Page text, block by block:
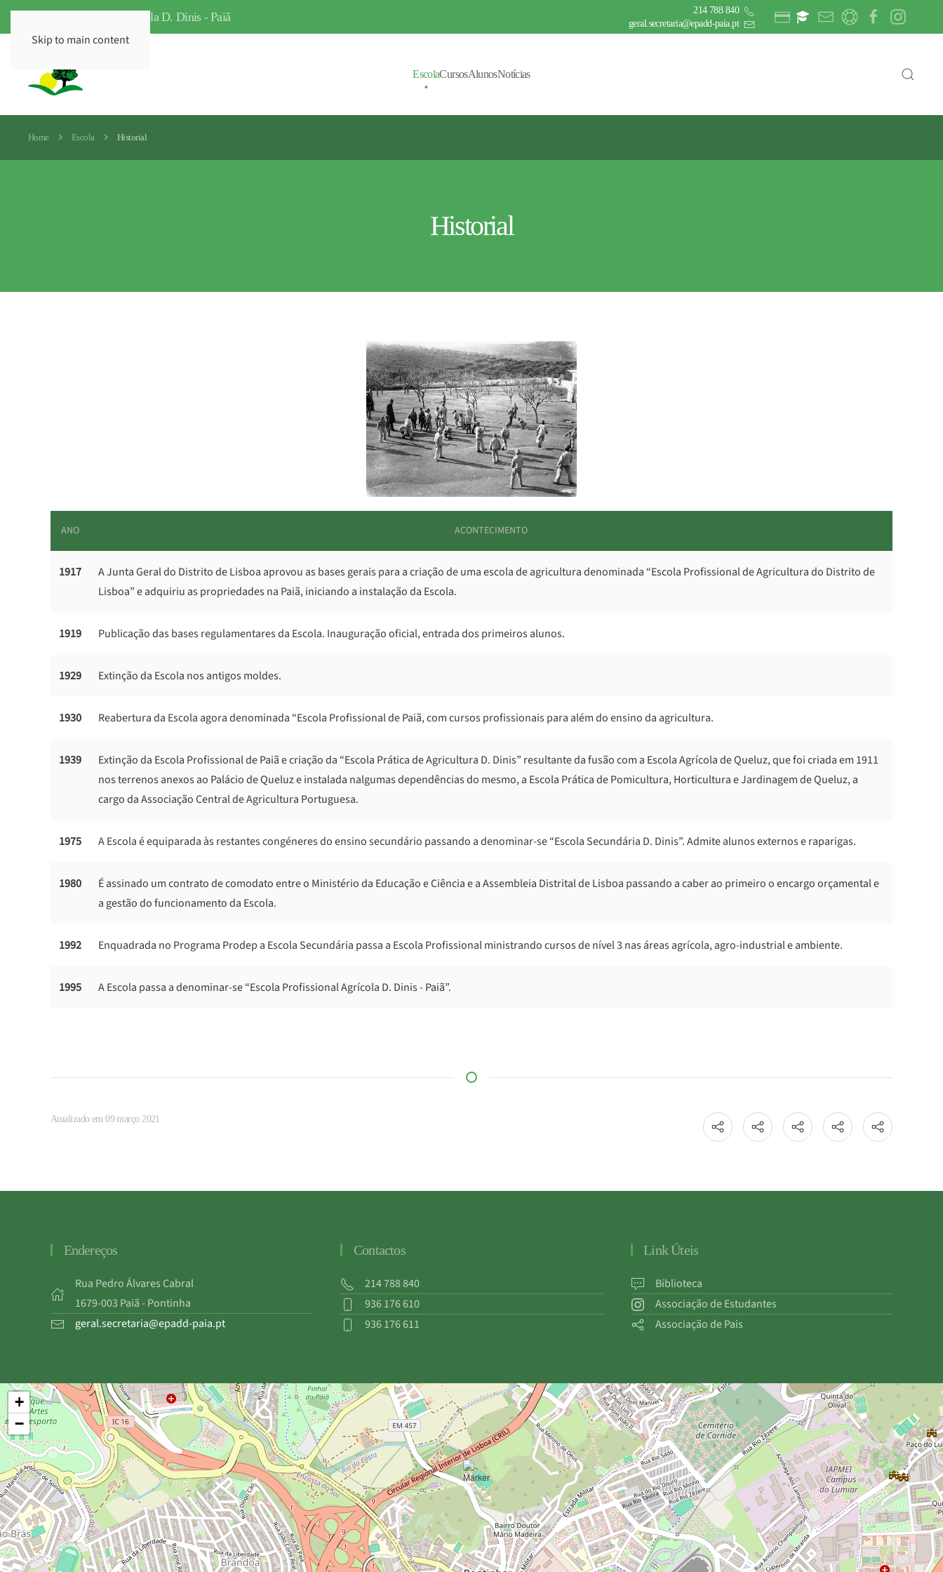
Skip to main content
Escola Profissional Agrícola D. Dinis - Paiã
214 788 840
geral.secretaria@epadd-paia.pt
EscolaCursosAlunosNotícias
Home Escola Historial
Historial
ANO ACONTECIMENTO
1917
A Junta Geral do Distrito de Lisboa aprovou as bases gerais para a criação de uma escola de agricultura denominada “Escola Profissional de Agricultura do Distrito de
Lisboa” e adquiriu as propriedades na Paiã, iniciando a instalação da Escola.
1919 Publicação das bases regulamentares da Escola. Inauguração oficial, entrada dos primeiros alunos.
1929 Extinção da Escola nos antigos moldes.
1930 Reabertura da Escola agora denominada “Escola Profissional de Paiã, com cursos profissionais para além do ensino da agricultura.
1939
Extinção da Escola Profissional de Paiã e criação da “Escola Prática de Agricultura D. Dinis” resultante da fusão com a Escola Agrícola de Queluz, que foi criada em 1911
nos terrenos anexos ao Palácio de Queluz e instalada nalgumas dependências do mesmo, a Escola Prática de Pomicultura, Horticultura e Jardinagem de Queluz, a
cargo da Associação Central de Agricultura Portuguesa.
1975 A Escola é equiparada às restantes congéneres do ensino secundário passando a denominar-se “Escola Secundária D. Dinis”. Admite alunos externos e raparigas.
1980
É assinado um contrato de comodato entre o Ministério da Educação e Ciência e a Assembleia Distrital de Lisboa passando a caber ao primeiro o encargo orçamental e
a gestão do funcionamento da Escola.
1992 Enquadrada no Programa Prodep a Escola Secundária passa a Escola Profissional ministrando cursos de nível 3 nas áreas agrícola, agro-industrial e ambiente.
1995 A Escola passa a denominar-se “Escola Profissional Agrícola D. Dinis - Paiã”.
Atualizado em 09 março 2021
Endereços
Rua Pedro Álvares Cabral
1679-003 Paiã - Pontinha
geral.secretaria@epadd-paia.pt
Contactos
214 788 840
936 176 610
936 176 611
Link Úteis
Biblioteca
Associação de Estudantes
Associação de Pais
+
−